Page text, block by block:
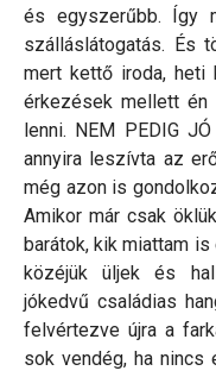
és egyszerűbb. Így
szálláslátogatás. És
mert kettő iroda, heti
érkezések mellett
lenni. NEM PEDIG
annyira leszívta az
még azon is
Amikor már csak
barátok, kik miattam
közéjük üljek és
jókedvű családias
felvértezve újra a
sok vendég, ha nincs